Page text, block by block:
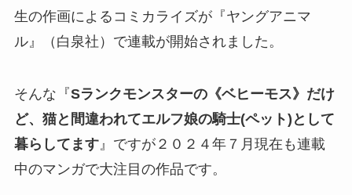
生の作画によるコミカライズが『ヤングアニマ
ル』（白泉社）で連載が開始されました。
そんな『Sランクモンスターの《ベヒーモス》だけ
ど、猫と間違われてエルフ娘の騎士(ペット)として
暮らしてます』ですが２０２４年７月現在も連載
中のマンガで大注目の作品です。